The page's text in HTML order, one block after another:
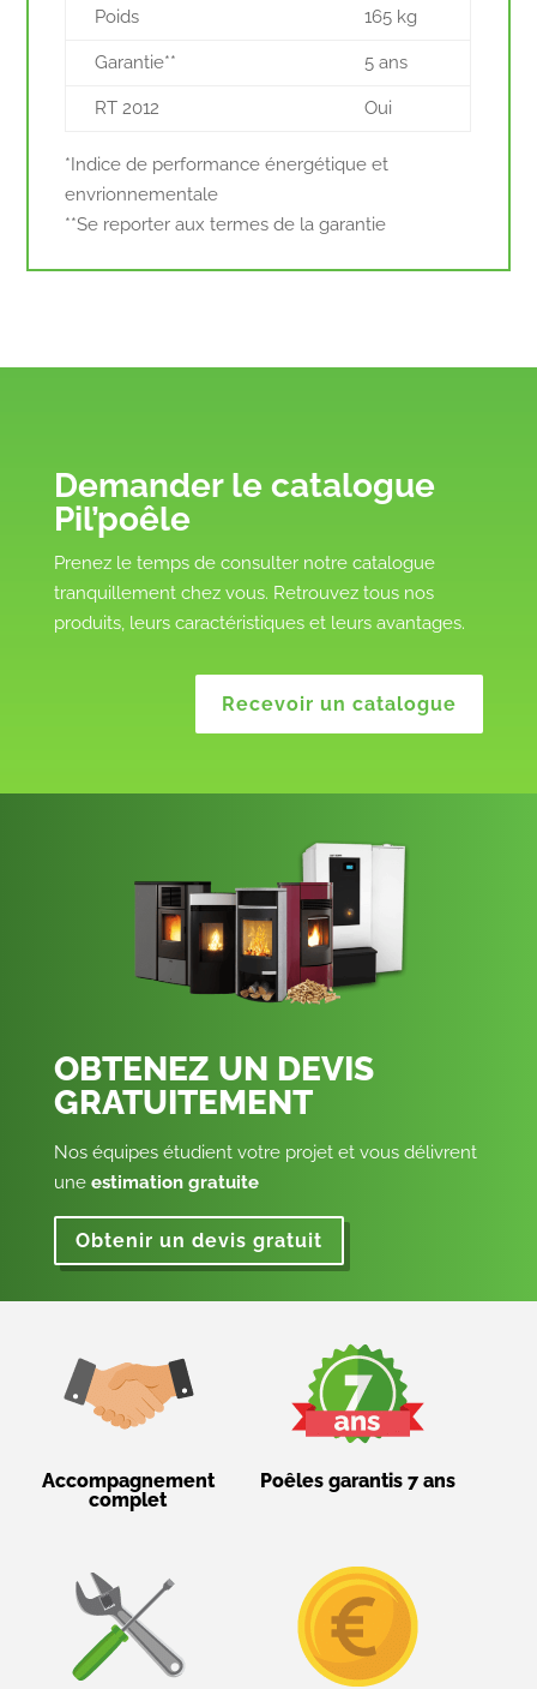
Poids 165 kg
Garantie** 5 ans
RT 2012 Oui
*Indice de performance énergétique et
envrionnementale
**Se reporter aux termes de la garantie
Demander le catalogue
Pil’poêle
Prenez le temps de consulter notre catalogue
tranquillement chez vous. Retrouvez tous nos
produits, leurs caractéristiques et leurs avantages.
Recevoir un catalogue
OBTENEZ UN DEVIS
GRATUITEMENT
Nos équipes étudient votre projet et vous délivrent
une estimation gratuite
Obtenir un devis gratuit
Accompagnement
complet
Poêles garantis 7 ans